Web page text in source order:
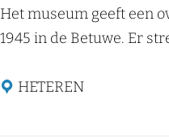
j
m
g
B
e
u
Het museum geeft een
1945 in de Betuwe. Er
HETEREN